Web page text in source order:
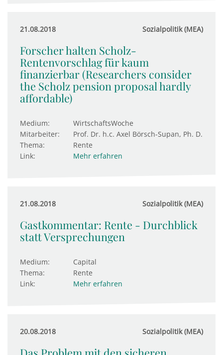
21.08.2018 Sozialpolitik (MEA)
Forscher halten Scholz-
Rentenvorschlag für kaum
finanzierbar (Researchers consider
the Scholz pension proposal hardly
affordable)
Medium:
WirtschaftsWoche
Mitarbeiter:
Prof. Dr. h.c. Axel Börsch-Supan, Ph. D.
Thema:
Rente
Link:
Mehr erfahren
21.08.2018 Sozialpolitik (MEA)
Gastkommentar: Rente - Durchblick
statt Versprechungen
Medium:
Capital
Thema:
Rente
Link:
Mehr erfahren
20.08.2018 Sozialpolitik (MEA)